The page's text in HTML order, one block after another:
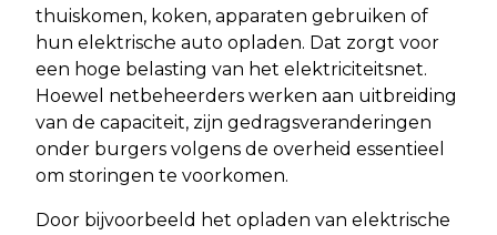
thuiskomen, koken, apparaten gebruiken of
hun elektrische auto opladen. Dat zorgt voor
een hoge belasting van het elektriciteitsnet.
Hoewel netbeheerders werken aan uitbreiding
van de capaciteit, zijn gedragsveranderingen
onder burgers volgens de overheid essentieel
om storingen te voorkomen.
Door bijvoorbeeld het opladen van elektrische